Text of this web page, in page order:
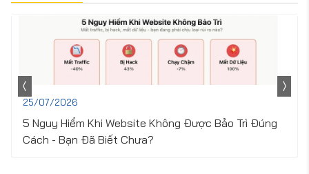
25/07/2026
5 Nguy Hiểm Khi Website Không Được Bảo Trì Đúng
Cách - Bạn Đã Biết Chưa?